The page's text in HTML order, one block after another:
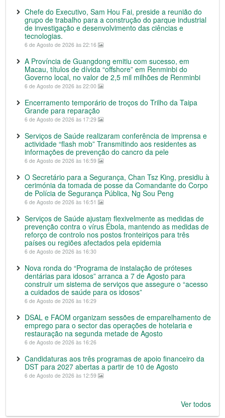
Chefe do Executivo, Sam Hou Fai, preside a reunião do
grupo de trabalho para a construção do parque industrial
de investigação e desenvolvimento das ciências e
tecnologias.
6 de Agosto de 2026 às 22:16
A Província de Guangdong emitiu com sucesso, em
Macau, títulos de dívida “offshore” em Renminbi do
Governo local, no valor de 2,5 mil milhões de Renminbi
6 de Agosto de 2026 às 22:00
Encerramento temporário de troços do Trilho da Taipa
Grande para reparação
6 de Agosto de 2026 às 17:29
Serviços de Saúde realizaram conferência de imprensa e
actividade “flash mob” Transmitindo aos residentes as
informações de prevenção do cancro da pele
6 de Agosto de 2026 às 16:59
O Secretário para a Segurança, Chan Tsz King, presidiu à
cerimónia da tomada de posse da Comandante do Corpo
de Polícia de Segurança Pública, Ng Sou Peng
6 de Agosto de 2026 às 16:51
Serviços de Saúde ajustam flexivelmente as medidas de
prevenção contra o vírus Ébola, mantendo as medidas de
reforço de controlo nos postos fronteiriços para três
países ou regiões afectados pela epidemia
6 de Agosto de 2026 às 16:30
Nova ronda do “Programa de instalação de próteses
dentárias para idosos” arranca a 7 de Agosto para
construir um sistema de serviços que assegure o “acesso
a cuidados de saúde para os idosos”
6 de Agosto de 2026 às 16:29
DSAL e FAOM organizam sessões de emparelhamento de
emprego para o sector das operações de hotelaria e
restauração na segunda metade de Agosto
6 de Agosto de 2026 às 16:26
Candidaturas aos três programas de apoio financeiro da
DST para 2027 abertas a partir de 10 de Agosto
6 de Agosto de 2026 às 12:59
Ver todos